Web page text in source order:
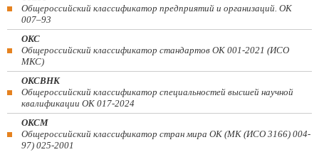
Общероссийский классификатор предприятий и организаций. ОК
007–93
ОКС
Общероссийский классификатор стандартов ОК 001-2021 (ИСО
МКС)
ОКСВНК
Общероссийский классификатор специальностей высшей научной
квалификации ОК 017-2024
ОКСМ
Общероссийский классификатор стран мира ОК (МК (ИСО 3166) 004-
97) 025-2001